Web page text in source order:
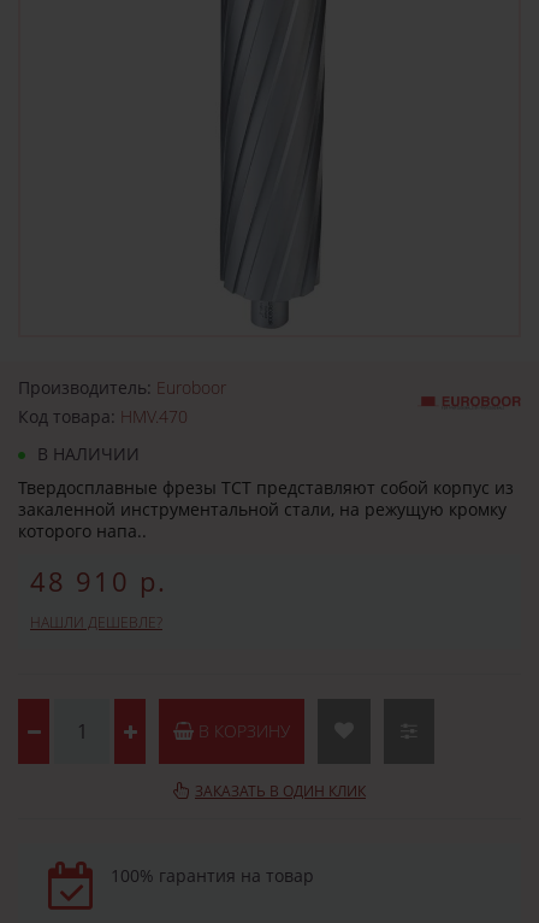
Производитель: Euroboor
Код товара: HMV.470
В НАЛИЧИИ
Твердосплавные фрезы TCT представляют собой корпус из
закаленной инструментальной стали, на режущую кромку
которого напа..
48 910 р.
НАШЛИ ДЕШЕВЛЕ?
В КОРЗИНУ
ЗАКАЗАТЬ В ОДИН КЛИК
100% гарантия на товар